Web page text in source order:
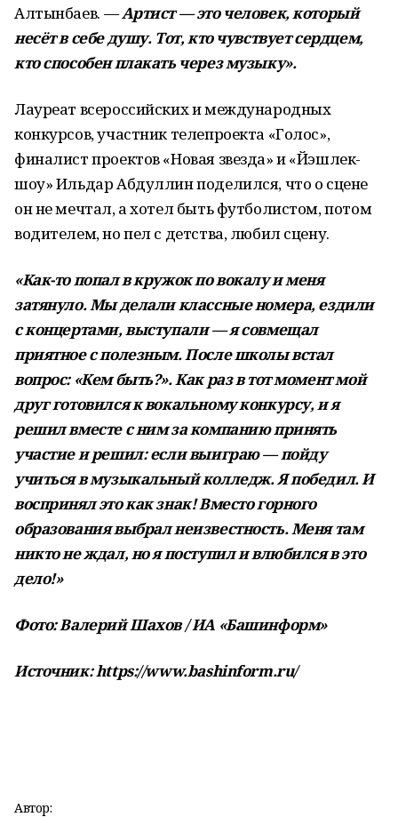
Алтынбаев. —Артист — это человек, который
несёт в себе душу. Тот, кто чувствует сердцем,
кто способен плакать через музыку».
Лауреат всероссийских и международных
конкурсов, участник телепроекта «Голос»,
финалист проектов «Новая звезда» и «Йэшлек-
шоу» Ильдар Абдуллин поделился, что о сцене
он не мечтал, а хотел быть футболистом, потом
водителем, но пел с детства, любил сцену.
«Как-то попал в кружок по вокалу и меня
затянуло. Мы делали классные номера, ездили
с концертами, выступали — я совмещал
приятное с полезным. После школы встал
вопрос: «Кем быть?». Как раз в тот момент мой
друг готовился к вокальному конкурсу, и я
решил вместе с ним за компанию принять
участие и решил: если выиграю — пойду
учиться в музыкальный колледж. Я победил. И
воспринял это как знак! Вместо горного
образования выбрал неизвестность. Меня там
никто не ждал, но я поступил и влюбился в это
дело!»
Фото: Валерий Шахов / ИА «Башинформ»
Источник: https://www.bashinform.ru/
Автор: